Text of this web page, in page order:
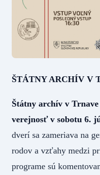
ŠTÁTNY ARCHÍV V
Štátny archív v
verejnosť v sobotu 6.
dverí sa zameriava na
rodov a vzťahy medzi
programe sú